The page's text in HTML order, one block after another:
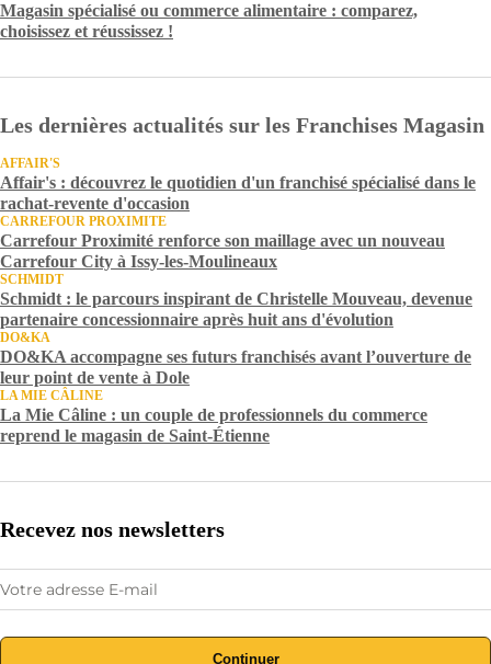
Magasin spécialisé ou commerce alimentaire : comparez,
choisissez et réussissez !
Les dernières actualités sur les Franchises Magasin
AFFAIR'S
Affair's : découvrez le quotidien d'un franchisé spécialisé dans le
rachat-revente d'occasion
CARREFOUR PROXIMITE
Carrefour Proximité renforce son maillage avec un nouveau
Carrefour City à Issy-les-Moulineaux
SCHMIDT
Schmidt : le parcours inspirant de Christelle Mouveau, devenue
partenaire concessionnaire après huit ans d'évolution
DO&KA
DO&KA accompagne ses futurs franchisés avant l’ouverture de
leur point de vente à Dole
LA MIE CÂLINE
La Mie Câline : un couple de professionnels du commerce
reprend le magasin de Saint-Étienne
Recevez nos newsletters
Continuer